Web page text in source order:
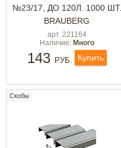
№23/17, ДО 120Л. 1000 ШТ.
BRAUBERG
арт. 221164
Наличие: Много
143 РУБ. Купить
Скобы